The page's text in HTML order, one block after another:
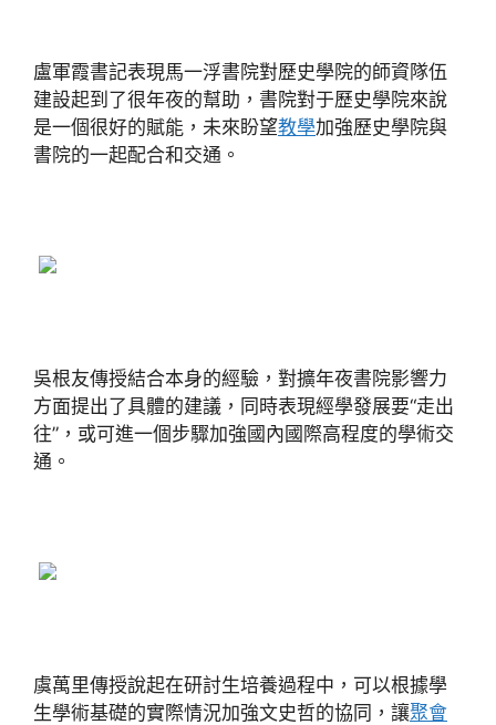
盧軍霞書記表現馬一浮書院對歷史學院的師資隊伍
建設起到了很年夜的幫助，書院對于歷史學院來說
是一個很好的賦能，未來盼望教學加強歷史學院與
書院的一起配合和交通。
吳根友傳授結合本身的經驗，對擴年夜書院影響力
方面提出了具體的建議，同時表現經學發展要“走出
往”，或可進一個步驟加強國內國際高程度的學術交
通。
虞萬里傳授說起在研討生培養過程中，可以根據學
生學術基礎的實際情況加強文史哲的協同，讓聚會